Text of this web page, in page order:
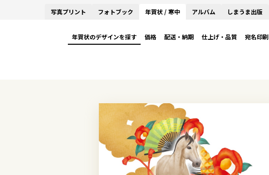
写真プリント フォトブック 年賀状 / 寒中 アルバム しまうま出版
年賀状のデザインを探す 価格 配送・納期 仕上げ・品質 宛名印刷